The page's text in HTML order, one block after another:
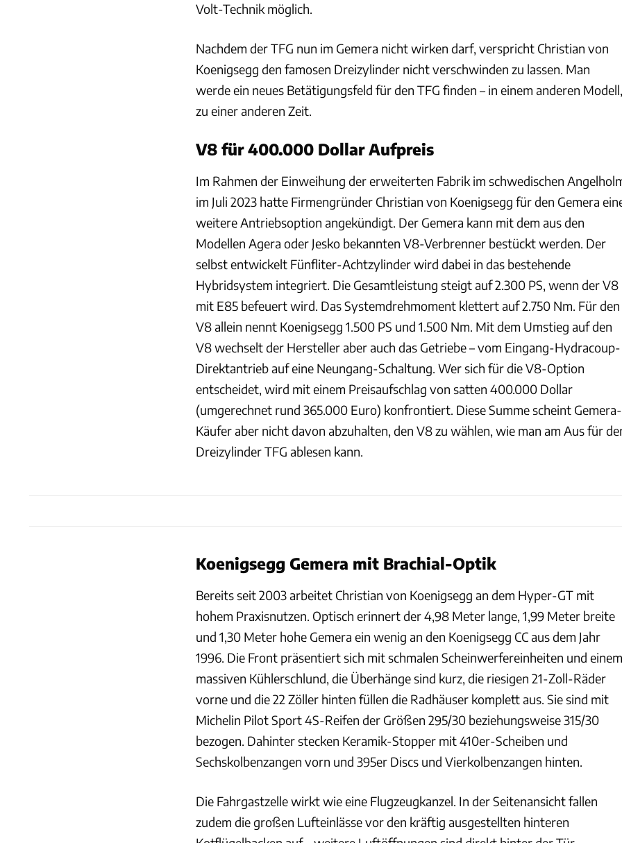
Volt-Technik möglich.
Nachdem der TFG nun im Gemera nicht wirken darf, verspricht Christian von
Koenigsegg den famosen Dreizylinder nicht verschwinden zu lassen. Man
werde ein neues Betätigungsfeld für den TFG finden – in einem anderen Modell,
zu einer anderen Zeit.
V8 für 400.000 Dollar Aufpreis
Im Rahmen der Einweihung der erweiterten Fabrik im schwedischen
im Juli 2023 hatte Firmengründer Christian von Koenigsegg für den Gemera
weitere Antriebsoption angekündigt. Der Gemera kann mit dem aus den
Modellen Agera oder Jesko bekannten V8-Verbrenner bestückt werden. Der
selbst entwickelt Fünfliter-Achtzylinder wird dabei in das bestehende
Hybridsystem integriert. Die Gesamtleistung steigt auf 2.300 PS, wenn der V8
mit E85 befeuert wird. Das Systemdrehmoment klettert auf 2.750 Nm. Für den
V8 allein nennt Koenigsegg 1.500 PS und 1.500 Nm. Mit dem Umstieg auf den
V8 wechselt der Hersteller aber auch das Getriebe – vom Eingang-Hydracoup-
Direktantrieb auf eine Neungang-Schaltung. Wer sich für die V8-Option
entscheidet, wird mit einem Preisaufschlag von satten 400.000 Dollar
(umgerechnet rund 365.000 Euro) konfrontiert. Diese Summe scheint Gemera-
Käufer aber nicht davon abzuhalten, den V8 zu wählen, wie man am Aus für
Dreizylinder TFG ablesen kann.
Koenigsegg Gemera mit Brachial-Optik
Bereits seit 2003 arbeitet Christian von Koenigsegg an dem Hyper-GT mit
hohem Praxisnutzen. Optisch erinnert der 4,98 Meter lange, 1,99 Meter breite
und 1,30 Meter hohe Gemera ein wenig an den Koenigsegg CC aus dem Jahr
1996. Die Front präsentiert sich mit schmalen Scheinwerfereinheiten und einem
massiven Kühlerschlund, die Überhänge sind kurz, die riesigen 21-Zoll-Räder
vorne und die 22 Zöller hinten füllen die Radhäuser komplett aus. Sie sind mit
Michelin Pilot Sport 4S-Reifen der Größen 295/30 beziehungsweise 315/30
bezogen. Dahinter stecken Keramik-Stopper mit 410er-Scheiben und
Sechskolbenzangen vorn und 395er Discs und Vierkolbenzangen hinten.
Die Fahrgastzelle wirkt wie eine Flugzeugkanzel. In der Seitenansicht fallen
zudem die großen Lufteinlässe vor den kräftig ausgestellten hinteren